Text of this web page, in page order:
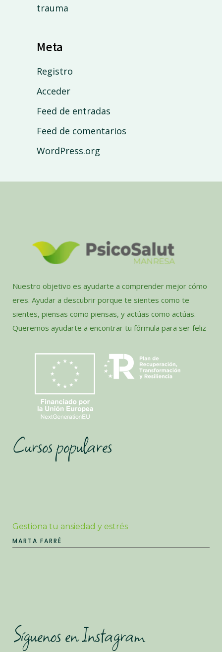
trauma
Meta
Registro
Acceder
Feed de entradas
Feed de comentarios
WordPress.org
Nuestro objetivo es ayudarte a comprender mejor cómo
eres. Ayudar a descubrir porque te sientes como te
sientes, piensas como piensas, y actúas como actúas.
Queremos ayudarte a encontrar tu fórmula para ser feliz
Cursos populares
Gestiona tu ansiedad y estrés
MARTA FARRÉ
Síguenos en Instagram